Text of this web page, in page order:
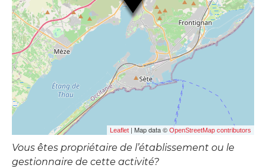
Leaflet | Map data © OpenStreetMap contributors
Vous êtes propriétaire de l’établissement ou le
gestionnaire de cette activité?